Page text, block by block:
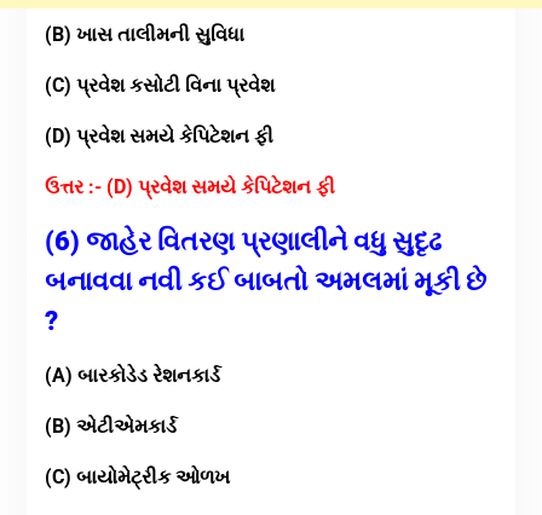
(B) ખાસ તાલીમની સુવિધા
(C) પ્રવેશ કસોટી વિના પ્રવેશ
(D) પ્રવેશ સમયે કેપિટેશન ફી
ઉત્તર :- (D) પ્રવેશ સમયે કેપિટેશન ફી
(6) જાહેર વિતરણ પ્રણાલીને વધુ સુદૃઢ
બનાવવા નવી કઈ બાબતો અમલમાં મૂકી છે
?
(A) બારકોડેડ રેશનકાર્ડ
(B) એટીએમકાર્ડ
(C) બાયોમેટ્રીક ઓળખ